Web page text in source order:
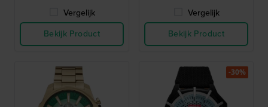
Vergelijk
Bekijk Product
Vergelijk
Bekijk Product
-30%